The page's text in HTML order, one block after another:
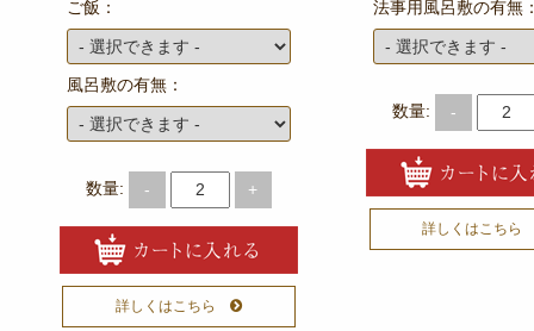
ご飯：
風呂敷の有無：
数量: - +
詳しくはこちら
法事用風呂敷の有無：
数量: -
詳しくはこちら